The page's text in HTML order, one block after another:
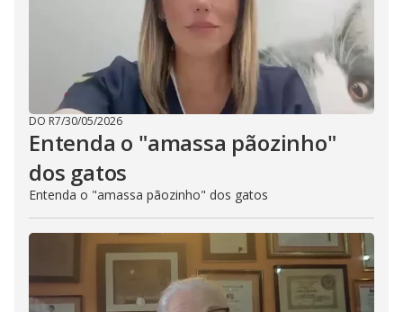
DO R7/30/05/2026
Entenda o "amassa pãozinho"
dos gatos
Entenda o "amassa pãozinho" dos gatos